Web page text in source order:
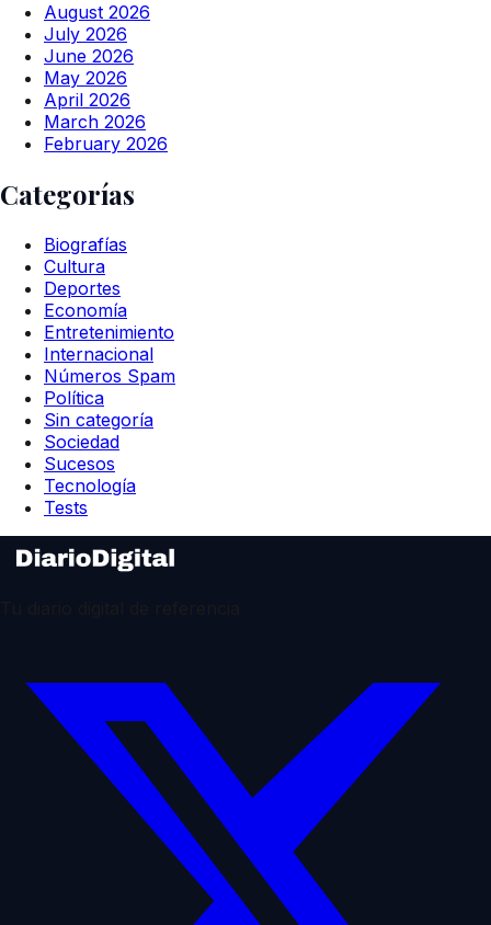
August 2026
July 2026
June 2026
May 2026
April 2026
March 2026
February 2026
Categorías
Biografías
Cultura
Deportes
Economía
Entretenimiento
Internacional
Números Spam
Política
Sin categoría
Sociedad
Sucesos
Tecnología
Tests